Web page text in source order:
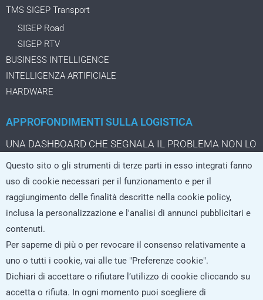
TMS SIGEP Transport
SIGEP Road
SIGEP RTV
BUSINESS INTELLIGENCE
INTELLIGENZA ARTIFICIALE
HARDWARE
APPROFONDIMENTI SULLA LOGISTICA
UNA DASHBOARD CHE SEGNALA IL PROBLEMA NON LO
IL PACCO DA TRE EURO CHE CAMBIA LA LOGISTICA
DELL’ECOMMERCE
LA LOGISTICA CRESCE SOLO SE I SISTEMI REGGONO
L’AI che non si limita a rispondere, ma agisce nei processi
logistici
ISCRIVITI ALLA NEWSLETTER
Questo sito o gli strumenti di terze parti in esso integrati fanno
uso di cookie necessari per il funzionamento e per il
raggiungimento delle finalità descritte nella cookie policy,
inclusa la personalizzazione e l'analisi di annunci pubblicitari e
contenuti.
Per saperne di più o per revocare il consenso relativamente a
uno o tutti i cookie, vai alle tue "Preferenze cookie".
Dichiari di accettare o rifiutare l’utilizzo di cookie cliccando su
accetta o rifiuta. In ogni momento puoi scegliere di